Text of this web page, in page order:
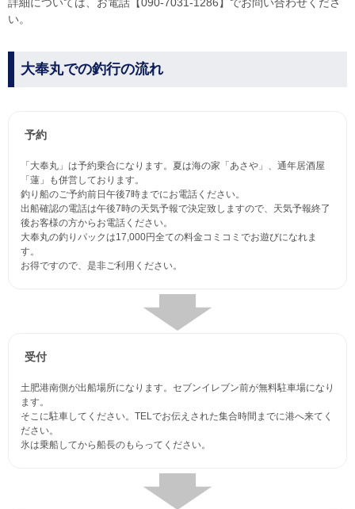
詳細については、お電話【090-7031-1286】でお問い合わせくださ
い。
大奉丸での釣行の流れ
予約
「大奉丸」は予約乗合になります。夏は海の家「あさや」、通年居酒屋
「蓮」も併営しております。
釣り船のご予約前日午後7時までにお電話ください。
出船確認の電話は午後7時の天気予報で決定致しますので、天気予報終了
後お客様の方からお電話ください。
大奉丸の釣りパックは17,000円全ての料金コミコミでお遊びになれま
す。
お得ですので、是非ご利用ください。
受付
土肥港南側が出船場所になります。セブンイレブン前が無料駐車場になり
ます。
そこに駐車してください。TELでお伝えされた集合時間までに港へ来てく
ださい。
氷は乗船してから船長のもらってください。